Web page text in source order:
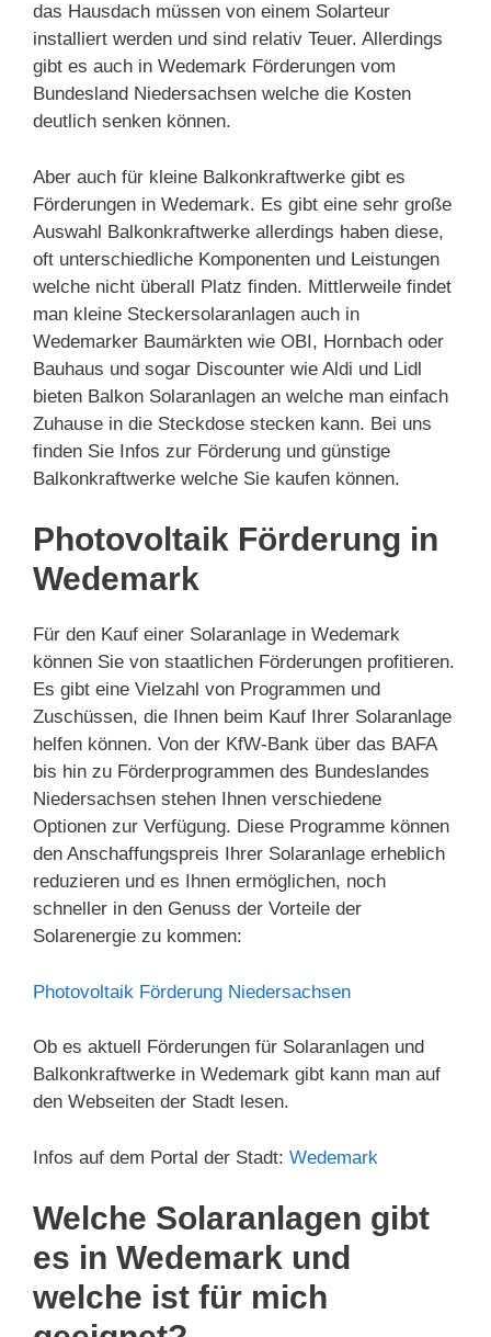
das Hausdach müssen von einem Solarteur
installiert werden und sind relativ Teuer. Allerdings
gibt es auch in Wedemark Förderungen vom
Bundesland Niedersachsen welche die Kosten
deutlich senken können.
Aber auch für kleine Balkonkraftwerke gibt es
Förderungen in Wedemark. Es gibt eine sehr große
Auswahl Balkonkraftwerke allerdings haben diese,
oft unterschiedliche Komponenten und Leistungen
welche nicht überall Platz finden. Mittlerweile findet
man kleine Steckersolaranlagen auch in
Wedemarker Baumärkten wie OBI, Hornbach oder
Bauhaus und sogar Discounter wie Aldi und Lidl
bieten Balkon Solaranlagen an welche man einfach
Zuhause in die Steckdose stecken kann. Bei uns
finden Sie Infos zur Förderung und günstige
Balkonkraftwerke welche Sie kaufen können.
Photovoltaik Förderung in
Wedemark
Für den Kauf einer Solaranlage in Wedemark
können Sie von staatlichen Förderungen profitieren.
Es gibt eine Vielzahl von Programmen und
Zuschüssen, die Ihnen beim Kauf Ihrer Solaranlage
helfen können. Von der KfW-Bank über das BAFA
bis hin zu Förderprogrammen des Bundeslandes
Niedersachsen stehen Ihnen verschiedene
Optionen zur Verfügung. Diese Programme können
den Anschaffungspreis Ihrer Solaranlage erheblich
reduzieren und es Ihnen ermöglichen, noch
schneller in den Genuss der Vorteile der
Solarenergie zu kommen:
Photovoltaik Förderung Niedersachsen
Ob es aktuell Förderungen für Solaranlagen und
Balkonkraftwerke in Wedemark gibt kann man auf
den Webseiten der Stadt lesen.
Infos auf dem Portal der Stadt: Wedemark
Welche Solaranlagen gibt
es in Wedemark und
welche ist für mich